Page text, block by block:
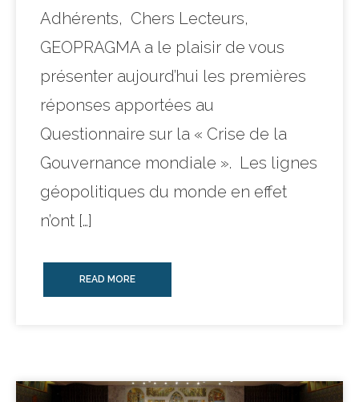
Adhérents, Chers Lecteurs,
GEOPRAGMA a le plaisir de vous
présenter aujourd’hui les premières
réponses apportées au
Questionnaire sur la « Crise de la
Gouvernance mondiale ». Les lignes
géopolitiques du monde en effet
n’ont […]
READ MORE